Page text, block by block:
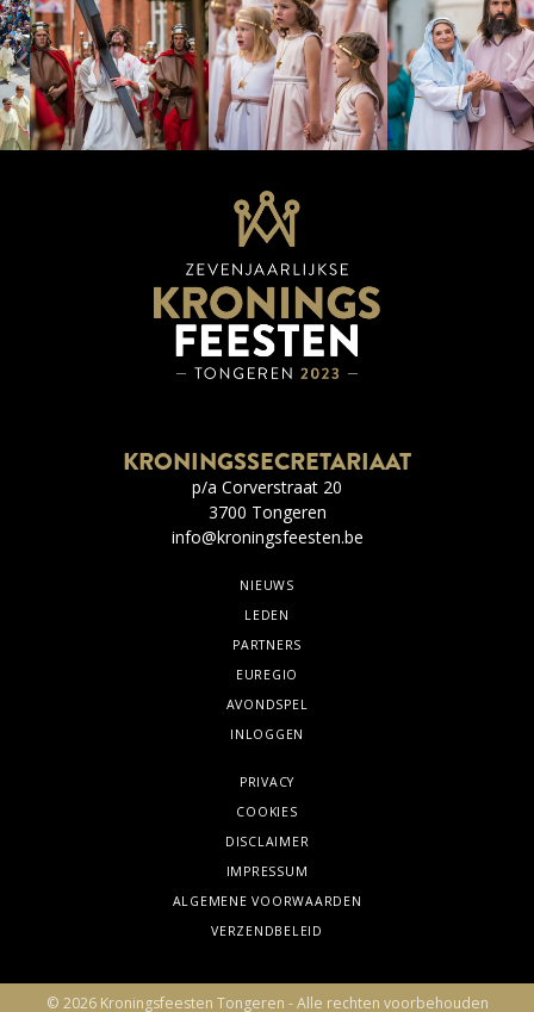
KRONINGSSECRETARIAAT
p/a Corverstraat 20
3700 Tongeren
info@kroningsfeesten.be
NIEUWS
LEDEN
PARTNERS
EUREGIO
AVONDSPEL
INLOGGEN
PRIVACY
COOKIES
DISCLAIMER
IMPRESSUM
ALGEMENE VOORWAARDEN
VERZENDBELEID
© 2026 Kroningsfeesten Tongeren - Alle rechten voorbehouden